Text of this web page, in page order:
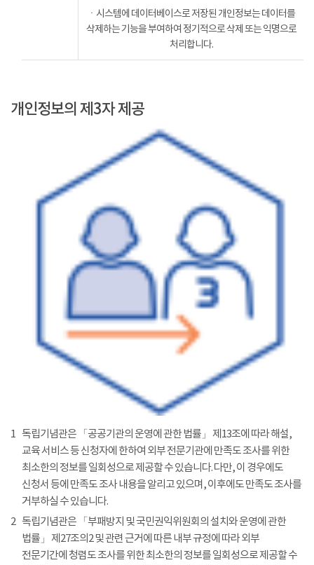
ㆍ시스템에 데이터베이스로 저장된 개인정보는 데이터를
삭제하는 기능을 부여하여 정기적으로 삭제 또는 익명으로
처리합니다.
개인정보의 제3자 제공
1 독립기념관은 「공공기관의 운영에 관한 법률」 제13조에 따라 해설,
교육 서비스 등 신청자에 한하여 외부 전문기관에 만족도 조사를 위한
최소한의 정보를 일회성으로 제공할 수 있습니다. 다만, 이 경우에도
신청서 등에 만족도 조사 내용을 알리고 있으며, 이후에도 만족도 조사를
거부하실 수 있습니다.
2 독립기념관은 「부패방지 및 국민권익위원회의 설치와 운영에 관한
법률」 제27조의2 및 관련 근거에 따른 내부 규정에 따라 외부
전문기간에 청렴도 조사를 위한 최소한의 정보를 일회성으로 제공할 수